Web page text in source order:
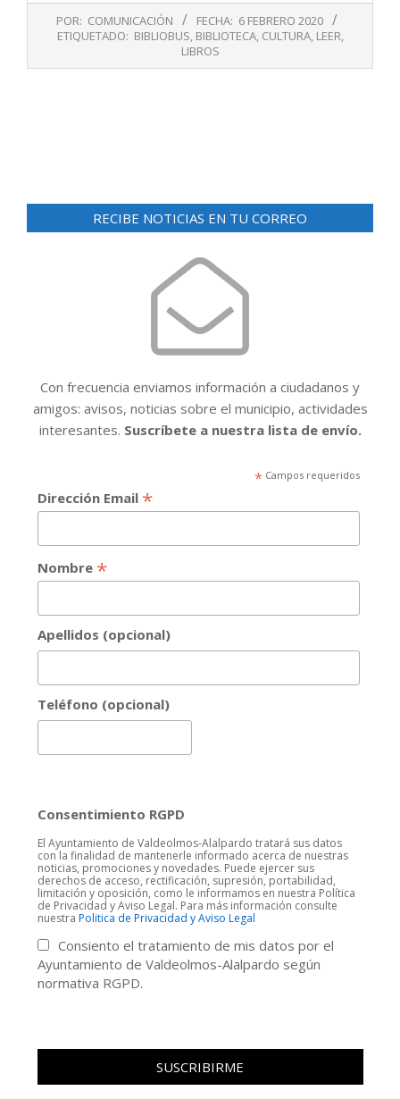
POR: COMUNICACIÓN FECHA: 6 FEBRERO 2020
ETIQUETADO: BIBLIOBUS, BIBLIOTECA, CULTURA, LEER,
LIBROS
RECIBE NOTICIAS EN TU CORREO
Con frecuencia enviamos información a ciudadanos y
amigos: avisos, noticias sobre el municipio, actividades
interesantes. Suscríbete a nuestra lista de envío.
*Campos requeridos
Dirección Email *
Nombre *
Apellidos (opcional)
Teléfono (opcional)
Consentimiento RGPD
El Ayuntamiento de Valdeolmos-Alalpardo tratará sus datos
con la finalidad de mantenerle informado acerca de nuestras
noticias, promociones y novedades. Puede ejercer sus
derechos de acceso, rectificación, supresión, portabilidad,
limitación y oposición, como le informamos en nuestra Política
de Privacidad y Aviso Legal. Para más información consulte
nuestra Politica de Privacidad y Aviso Legal
Consiento el tratamiento de mis datos por el
Ayuntamiento de Valdeolmos-Alalpardo según
normativa RGPD.